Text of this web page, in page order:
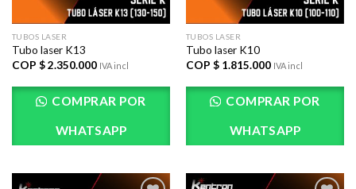
TUBOS LASER
Tubo laser K13
COP $2.350.000 IVA incl
COMPRAR POR
WHATSAPP
TUBOS LASER
Tubo laser K10
COP $1.815.000 IVA incl
COMPRAR POR
WHATSAPP